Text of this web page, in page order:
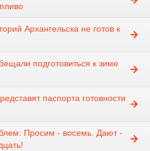
Архангельска не готов к
подготовиться к зиме
паспорта готовности
Просим - восемь. Дают -